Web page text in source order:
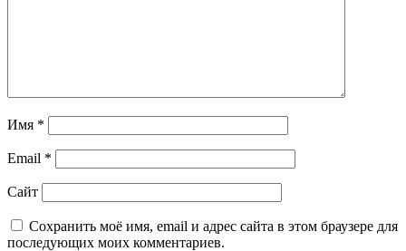
Имя *
Email *
Сайт
Сохранить моё имя, email и адрес сайта в этом браузере для
последующих моих комментариев.